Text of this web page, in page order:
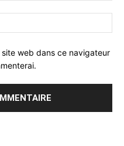
web dans ce navigateur